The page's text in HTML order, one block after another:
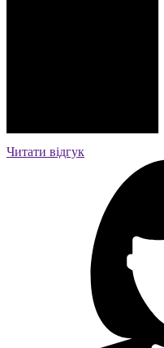
Читати відгук